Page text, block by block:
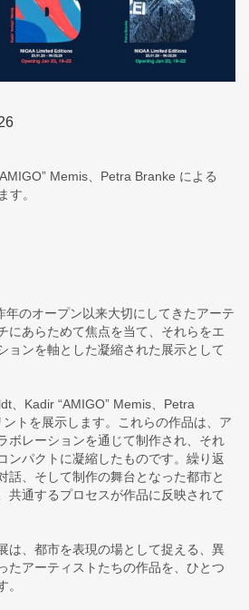
Memis、Petra Branke による
す。
年のオープン以来大切にしてきたアーテ
にあらためて焦点を当て、それらをエ
ョンを軸とした凝縮された展示として
、Kadir “AMIGO” Memis、Petra
トを展示します。これらの作品は、ア
ボレーションを通じて制作され、それ
ンパクトに凝縮したものです。繰り返
話、そして制作の舞台となった都市と
共通するプロセスが作品に反映されて
は、都市を表現の場として捉える、異
たアーティストたちの作品を、ひとつ
。